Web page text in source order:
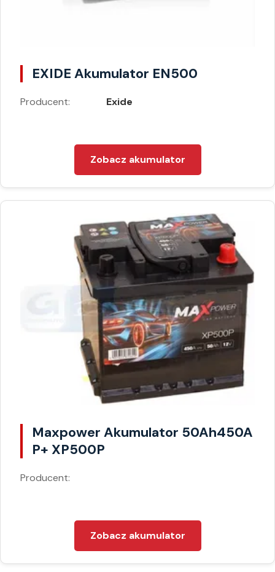
EXIDE Akumulator EN500
Producent: Exide
Zobacz akumulator
Maxpower Akumulator 50Ah450A
P+ XP500P
Producent:
Zobacz akumulator